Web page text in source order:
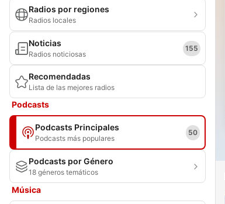
Radios por regiones
Radios locales
Noticias
Radios noticiosas
155
Recomendadas
Lista de las mejores radios
Podcasts
Podcasts Principales
Podcasts más populares
50
Podcasts por Género
18 géneros temáticos
Música